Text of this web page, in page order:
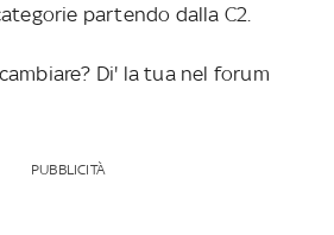
partendo dalla C2.
Di' la tua nel forum
PUBBLICITÀ